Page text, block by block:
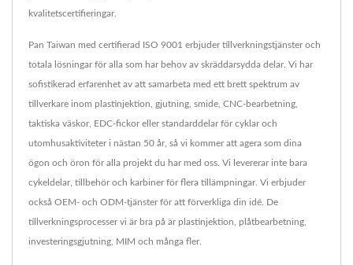
kvalitetscertifieringar.
Pan Taiwan med certifierad ISO 9001 erbjuder tillverkningstjänster och
totala lösningar för alla som har behov av skräddarsydda delar. Vi har
sofistikerad erfarenhet av att samarbeta med ett brett spektrum av
tillverkare inom plastinjektion, gjutning, smide, CNC-bearbetning,
taktiska väskor, EDC-fickor eller standarddelar för cyklar och
utomhusaktiviteter i nästan 50 år, så vi kommer att agera som dina
ögon och öron för alla projekt du har med oss. Vi levererar inte bara
cykeldelar, tillbehör och karbiner för flera tillämpningar. Vi erbjuder
också OEM- och ODM-tjänster för att förverkliga din idé. De
tillverkningsprocesser vi är bra på är plastinjektion, plåtbearbetning,
investeringsgjutning, MIM och många fler.